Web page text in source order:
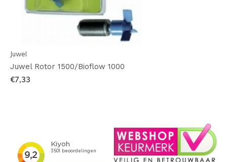
Juwel
Juwel Rotor 1500/Bioflow 1000
€7,33